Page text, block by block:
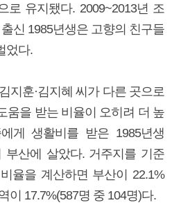
로 유지됐다. 2009~2013년 조
신 1985년생은 고향의 친구들
었다.
지훈·김지혜 씨가 다른 곳으로
움을 받는 비율이 오히려 더 높
게 생활비를 받은 1985년생
부산에 살았다. 거주지를 기준
율을 계산하면 부산이 22.1%
이 17.7%(587명 중 104명)다.